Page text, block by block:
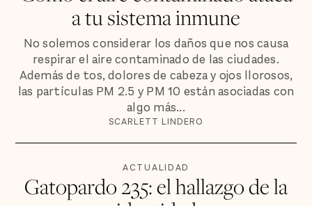
a tu sistema inmune
No solemos considerar los daños que nos causa
respirar el aire contaminado de las ciudades.
Además de tos, dolores de cabeza y ojos llorosos,
las partículas PM 2.5 y PM 10 están asociadas con
algo más...
SCARLETT LINDERO
ACTUALIDAD
Gatopardo 235: el hallazgo de la